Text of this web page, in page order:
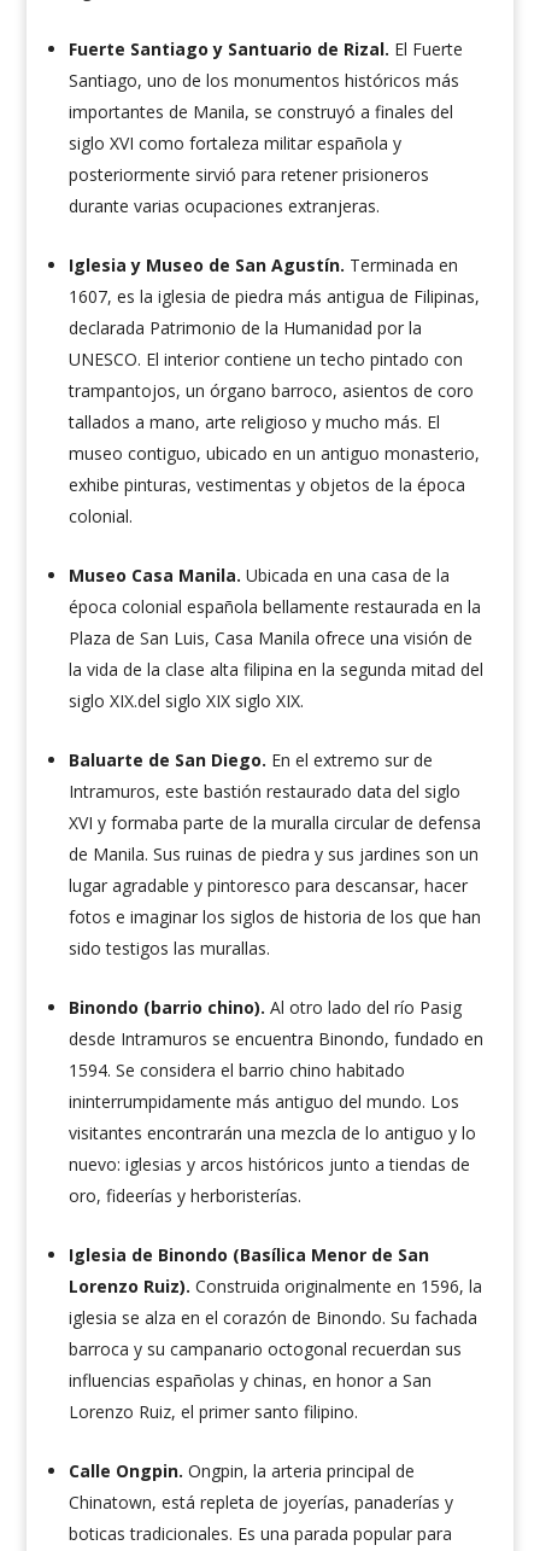
Fuerte Santiago y Santuario de Rizal. El Fuerte
Santiago, uno de los monumentos históricos más
importantes de Manila, se construyó a finales del
siglo XVI como fortaleza militar española y
posteriormente sirvió para retener prisioneros
durante varias ocupaciones extranjeras.
Iglesia y Museo de San Agustín. Terminada en
1607, es la iglesia de piedra más antigua de Filipinas,
declarada Patrimonio de la Humanidad por la
UNESCO. El interior contiene un techo pintado con
trampantojos, un órgano barroco, asientos de coro
tallados a mano, arte religioso y mucho más. El
museo contiguo, ubicado en un antiguo monasterio,
exhibe pinturas, vestimentas y objetos de la época
colonial.
Museo Casa Manila. Ubicada en una casa de la
época colonial española bellamente restaurada en la
Plaza de San Luis, Casa Manila ofrece una visión de
la vida de la clase alta filipina en la segunda mitad del
siglo XIX.del siglo XIXsiglo XIX.
Baluarte de San Diego. En el extremo sur de
Intramuros, este bastión restaurado data del siglo
XVI y formaba parte de la muralla circular de defensa
de Manila. Sus ruinas de piedra y sus jardines son un
lugar agradable y pintoresco para descansar, hacer
fotos e imaginar los siglos de historia de los que han
sido testigos las murallas.
Binondo (barrio chino). Al otro lado del río Pasig
desde Intramuros se encuentra Binondo, fundado en
1594. Se considera el barrio chino habitado
ininterrumpidamente más antiguo del mundo. Los
visitantes encontrarán una mezcla de lo antiguo y lo
nuevo: iglesias y arcos históricos junto a tiendas de
oro, fideerías y herboristerías.
Iglesia de Binondo (Basílica Menor de San
Lorenzo Ruiz). Construida originalmente en 1596, la
iglesia se alza en el corazón de Binondo. Su fachada
barroca y su campanario octogonal recuerdan sus
influencias españolas y chinas, en honor a San
Lorenzo Ruiz, el primer santo filipino.
Calle Ongpin. Ongpin, la arteria principal de
Chinatown, está repleta de joyerías, panaderías y
boticas tradicionales. Es una parada popular para